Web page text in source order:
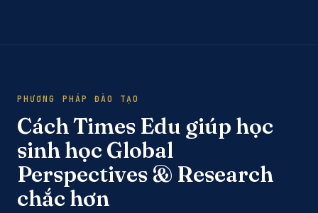
PHƯƠNG PHÁP ĐÀO TẠO
Cách Times Edu giúp học
sinh học Global
Perspectives & Research
chắc hơn